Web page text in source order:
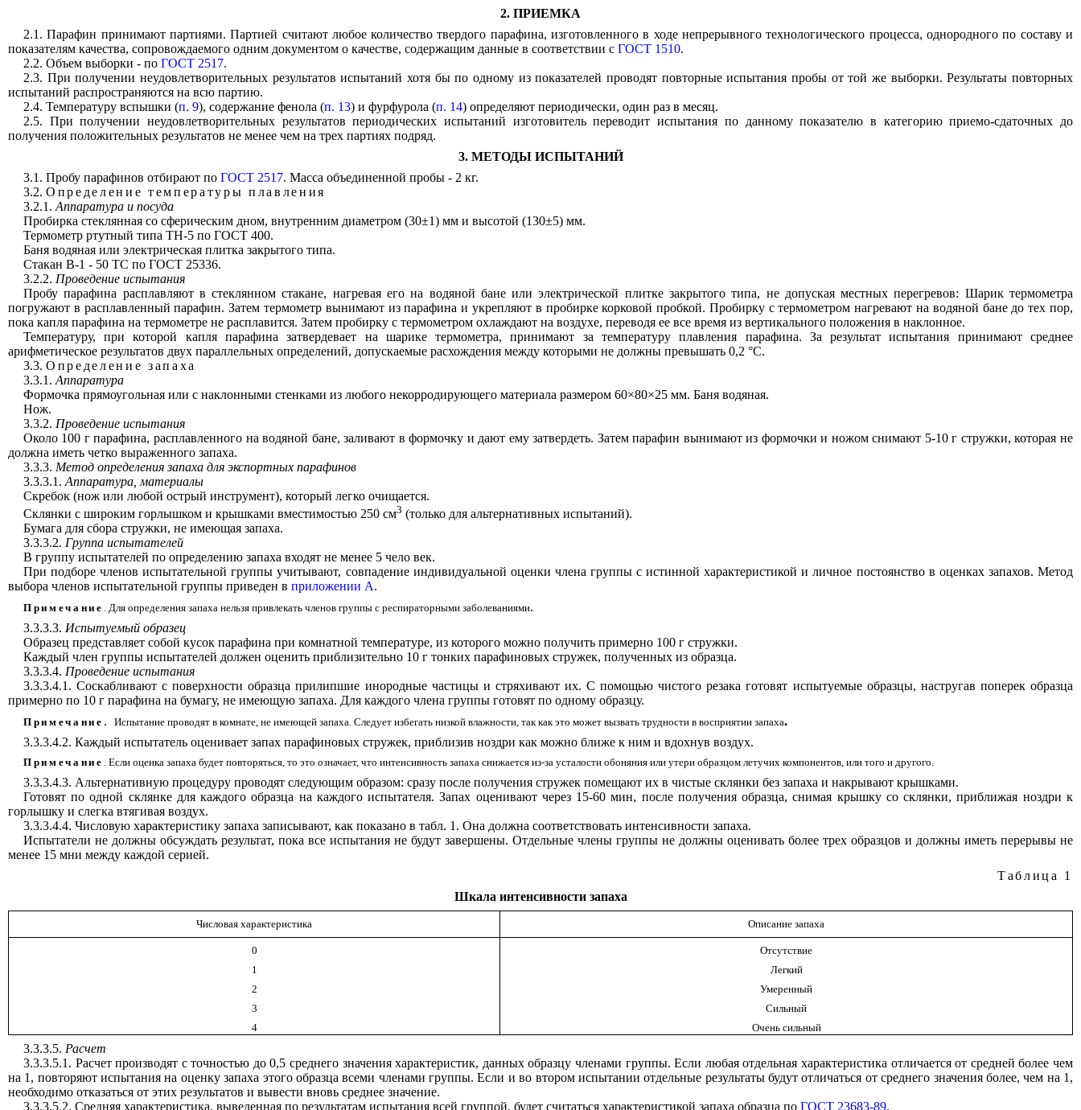
2. ПРИЕМКА
2.1. Парафин принимают партиями. Партией считают любое количество твердого парафина, изготовленного в ходе непрерывного технологического процесса, однородного по составу и
показателям качества, сопровождаемого одним документом о качестве, содержащим данные в соответствии с ГОСТ 1510.
2.2. Объем выборки - по ГОСТ 2517.
2.3. При получении неудовлетворительных результатов испытаний хотя бы по одному из показателей проводят повторные испытания пробы от той же выборки. Результаты повторных
испытаний распространяются на всю партию.
2.4. Температуру вспышки (п. 9), содержание фенола (п. 13) и фурфурола (п. 14) определяют периодически, один раз в месяц.
2.5. При получении неудовлетворительных результатов периодических испытаний изготовитель переводит испытания по данному показателю в категорию приемо-сдаточных до
получения положительных результатов не менее чем на трех партиях подряд.
3. МЕТОДЫ ИСПЫТАНИЙ
3.1. Пробу парафинов отбирают по ГОСТ 2517. Масса объединенной пробы - 2 кг.
3.2. Определение температуры плавления
3.2.1. Аппаратура и посуда
Пробирка стеклянная со сферическим дном, внутренним диаметром (30±1) мм и высотой (130±5) мм.
Термометр ртутный типа ТН-5 по ГОСТ 400.
Баня водяная или электрическая плитка закрытого типа.
Стакан В-1 - 50 ТС по ГОСТ 25336.
3.2.2. Проведение испытания
Пробу парафина расплавляют в стеклянном стакане, нагревая его на водяной бане или электрической плитке закрытого типа, не допуская местных перегревов: Шарик термометра
погружают в расплавленный парафин. Затем термометр вынимают из парафина и укрепляют в пробирке корковой пробкой. Пробирку с термометром нагревают на водяной бане до тех пор,
пока капля парафина на термометре не расплавится. Затем пробирку с термометром охлаждают на воздухе, переводя ее все время из вертикального положения в наклонное.
Температуру, при которой капля парафина затвердевает на шарике термометра, принимают за температуру плавления парафина. За результат испытания принимают среднее
арифметическое результатов двух параллельных определений, допускаемые расхождения между которыми не должны превышать 0,2 °С.
3.3. Определение запаха
3.3.1. Аппаратура
Формочка прямоугольная или с наклонными стенками из любого некорродирующего материала размером 60×80×25 мм. Баня водяная.
Нож.
3.3.2. Проведение испытания
Около 100 г парафина, расплавленного на водяной бане, заливают в формочку и дают ему затвердеть. Затем парафин вынимают из формочки и ножом снимают 5-10 г стружки, которая не
должна иметь четко выраженного запаха.
3.3.3. Метод определения запаха для экспортных парафинов
3.3.3.1. Аппаратура, материалы
Скребок (нож или любой острый инструмент), который легко очищается.
Склянки с широким горлышком и крышками вместимостью 250 см3 (только для альтернативных испытаний).
Бумага для сбора стружки, не имеющая запаха.
3.3.3.2. Группа испытателей
В группу испытателей по определению запаха входят не менее 5 чело век.
При подборе членов испытательной группы учитывают, совпадение индивидуальной оценки члена группы с истинной характеристикой и личное постоянство в оценках запахов. Метод
выбора членов испытательной группы приведен в приложении А.
Примечание . Для определения запаха нельзя привлекать членов группы с респираторными заболеваниями.
3.3.3.3. Испытуемый образец
Образец представляет собой кусок парафина при комнатной температуре, из которого можно получить примерно 100 г стружки.
Каждый член группы испытателей должен оценить приблизительно 10 г тонких парафиновых стружек, полученных из образца.
3.3.3.4. Проведение испытания
3.3.3.4.1. Соскабливают с поверхности образца прилипшие инородные частицы и стряхивают их. С помощью чистого резака готовят испытуемые образцы, настругав поперек образца
примерно по 10 г парафина на бумагу, не имеющую запаха. Для каждого члена группы готовят по одному образцу.
Примечание . Испытание проводят в комнате, не имеющей запаха. Следует избегать низкой влажности, так как это может вызвать трудности в восприятии запаха.
3.3.3.4.2. Каждый испытатель оценивает запах парафиновых стружек, приблизив ноздри как можно ближе к ним и вдохнув воздух.
Примечание . Если оценка запаха будет повторяться, то это означает, что интенсивность запаха снижается из-за усталости обоняния или утери образцом летучих компонентов, или того и другого.
3.3.3.4.3. Альтернативную процедуру проводят следующим образом: сразу после получения стружек помещают их в чистые склянки без запаха и накрывают крышками.
Готовят по одной склянке для каждого образца на каждого испытателя. Запах оценивают через 15-60 мин, после получения образца, снимая крышку со склянки, приближая ноздри к
горлышку и слегка втягивая воздух.
3.3.3.4.4. Числовую характеристику запаха записывают, как показано в табл. 1. Она должна соответствовать интенсивности запаха.
Испытатели не должны обсуждать результат, пока все испытания не будут завершены. Отдельные члены группы не должны оценивать более трех образцов и должны иметь перерывы не
менее 15 мни между каждой серией.
Таблица 1
Шкала интенсивности запаха
Числовая характеристика Описание запаха
0
Отсутствие
1
Легкий
2
Умеренный
3
Сильный
4
Очень сильный
3.3.3.5. Расчет
3.3.3.5.1. Расчет производят с точностью до 0,5 среднего значения характеристик, данных образцу членами группы. Если любая отдельная характеристика отличается от средней более чем
на 1, повторяют испытания на оценку запаха этого образца всеми членами группы. Если и во втором испытании отдельные результаты будут отличаться от среднего значения более, чем на 1,
необходимо отказаться от этих результатов и вывести вновь среднее значение.
3.3.3.5.2. Средняя характеристика, выведенная по результатам испытания всей группой, будет считаться характеристикой запаха образца по ГОСТ 23683-89.